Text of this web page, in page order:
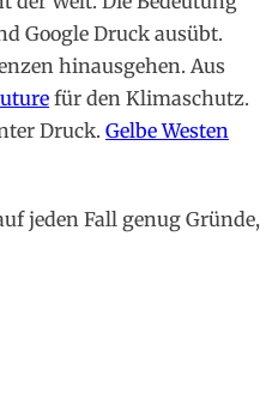
Google Druck ausübt.
hinausgehen. Aus
für den Klimaschutz.
Druck. Gelbe Westen
jeden Fall genug Gründe,